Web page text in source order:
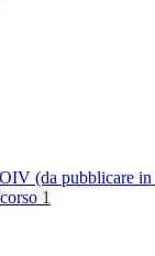
OIV (da pubblicare in
1